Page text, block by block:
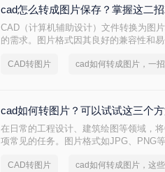
cad怎么转成图片保存？掌握这二招
CAD（计算机辅助设计）文件转换为图
的需求。图片格式因其良好的兼容性和
法。
CAD转图片
cad如何转图片？可以试试这三个方
在日常的工程设计、建筑绘图等领域，
项常见的任务。图片格式如JPG、PNG
CAD转图片